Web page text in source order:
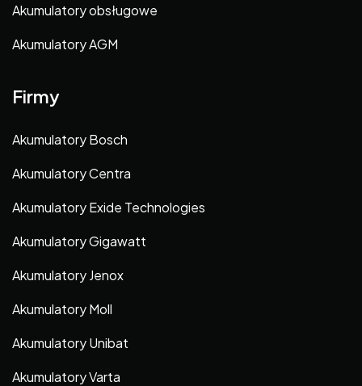
Akumulatory obsługowe
Akumulatory AGM
Firmy
Akumulatory Bosch
Akumulatory Centra
Akumulatory Exide Technologies
Akumulatory Gigawatt
Akumulatory Jenox
Akumulatory Moll
Akumulatory Unibat
Akumulatory Varta